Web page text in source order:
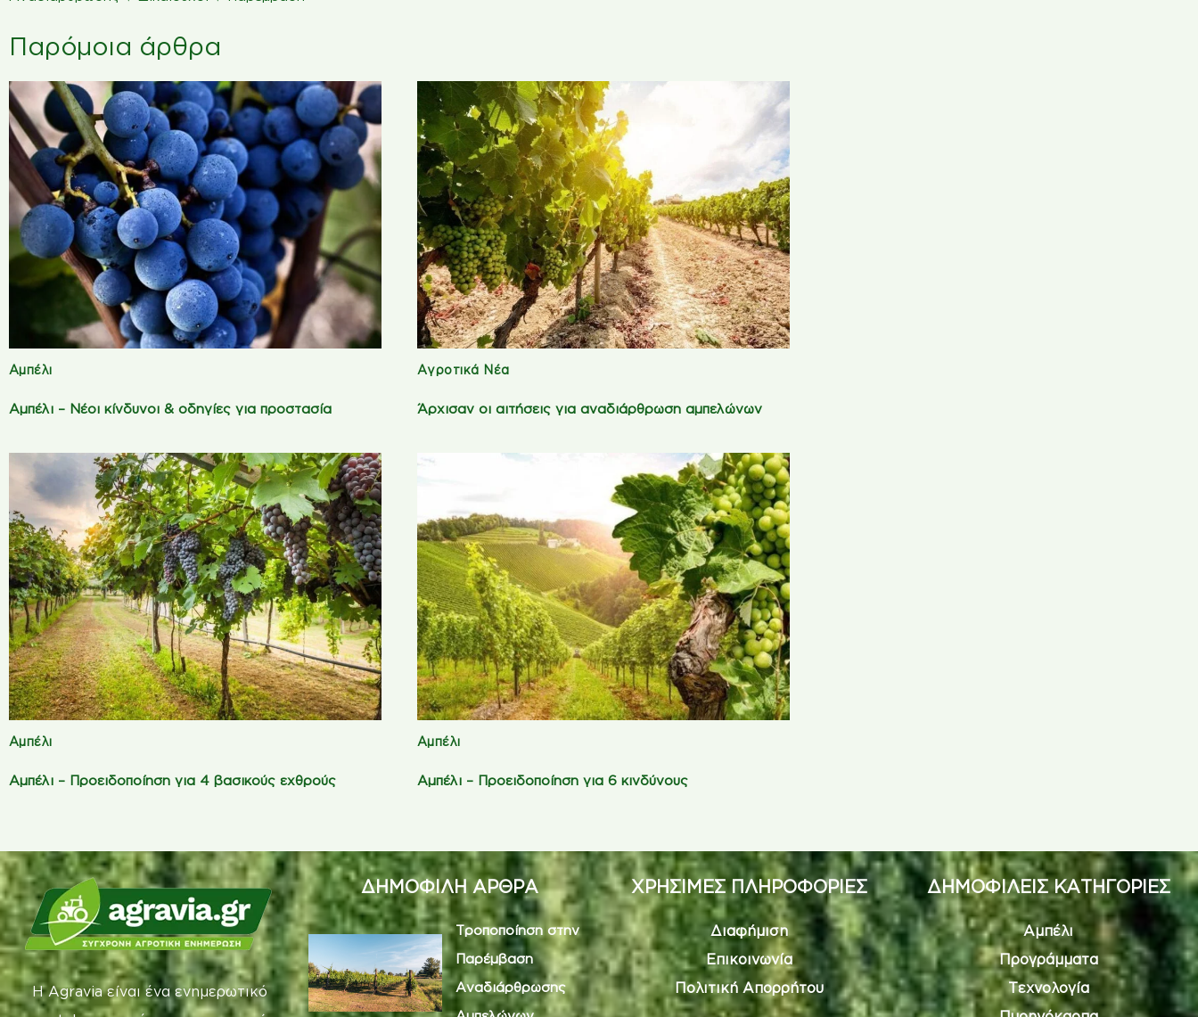
Παρόμοια άρθρα
Αμπέλι
Αμπέλι – Νέοι κίνδυνοι & οδηγίες για προστασία
Αγροτικά Νέα
Άρχισαν οι αιτήσεις για αναδιάρθρωση αμπελώνων
Αμπέλι
Αμπέλι – Προειδοποίηση για 4 βασικούς εχθρούς
Αμπέλι
Αμπέλι – Προειδοποίηση για 6 κινδύνους
Η Agravia είναι ένα ενημερωτικό
ΔΗΜΟΦΙΛΗ ΑΡΘΡΑ
Τροποποίηση στην
Παρέμβαση
Αναδιάρθρωσης
ΧΡΗΣΙΜΕΣ ΠΛΗΡΟΦΟΡΙΕΣ
Διαφήμιση
Επικοινωνία
Πολιτική Απορρήτου
ΔΗΜΟΦΙΛΕΙΣ ΚΑΤΗΓΟΡΙΕΣ
Αμπέλι
Προγράμματα
Τεχνολογία